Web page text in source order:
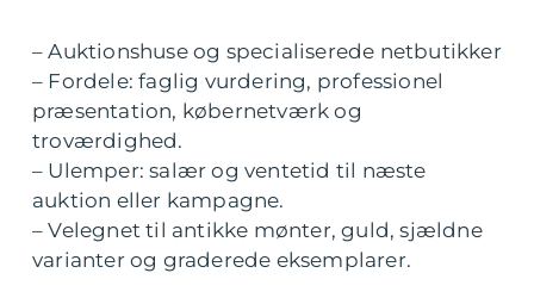
– Auktionshuse og specialiserede netbutikker
– Fordele: faglig vurdering, professionel
præsentation, købernetværk og
troværdighed.
– Ulemper: salær og ventetid til næste
auktion eller kampagne.
– Velegnet til antikke mønter, guld, sjældne
varianter og graderede eksemplarer.